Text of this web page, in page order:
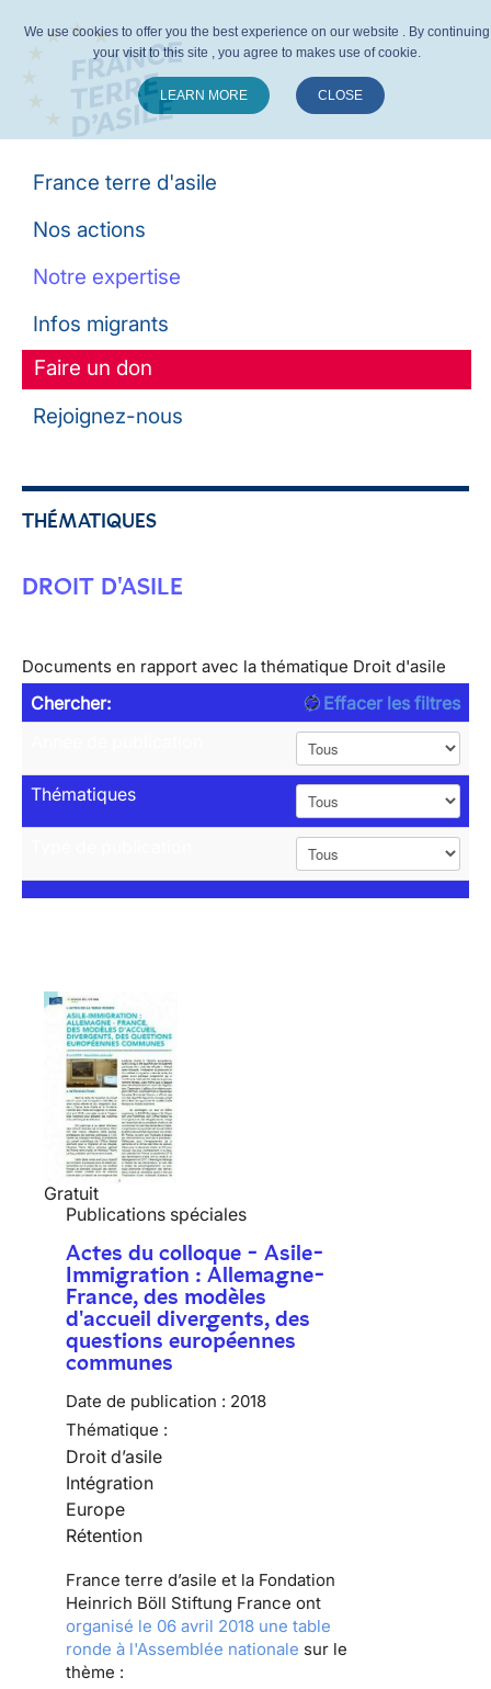
France terre d'asile
Nos actions
Notre expertise
Infos migrants
Faire un don
Rejoignez-nous
THÉMATIQUES
DROIT D'ASILE
Documents en rapport avec la thématique Droit d'asile
Chercher:
Effacer les filtres
Thématiques
Gratuit
Publications spéciales
Actes du colloque - Asile-
Immigration : Allemagne-
France, des modèles
d'accueil divergents, des
questions européennes
communes
Date de publication : 2018
Thématique :
Droit d’asile
Intégration
Europe
Rétention
France terre d’asile et la Fondation
Heinrich Böll Stiftung France ont
organisé le 06 avril 2018 une table
ronde à l'Assemblée nationale sur le
thème :
We use cookies to offer you the best experience on our website . By continuing
your visit to this site , you agree to makes use of cookie.
LEARN MORE CLOSE